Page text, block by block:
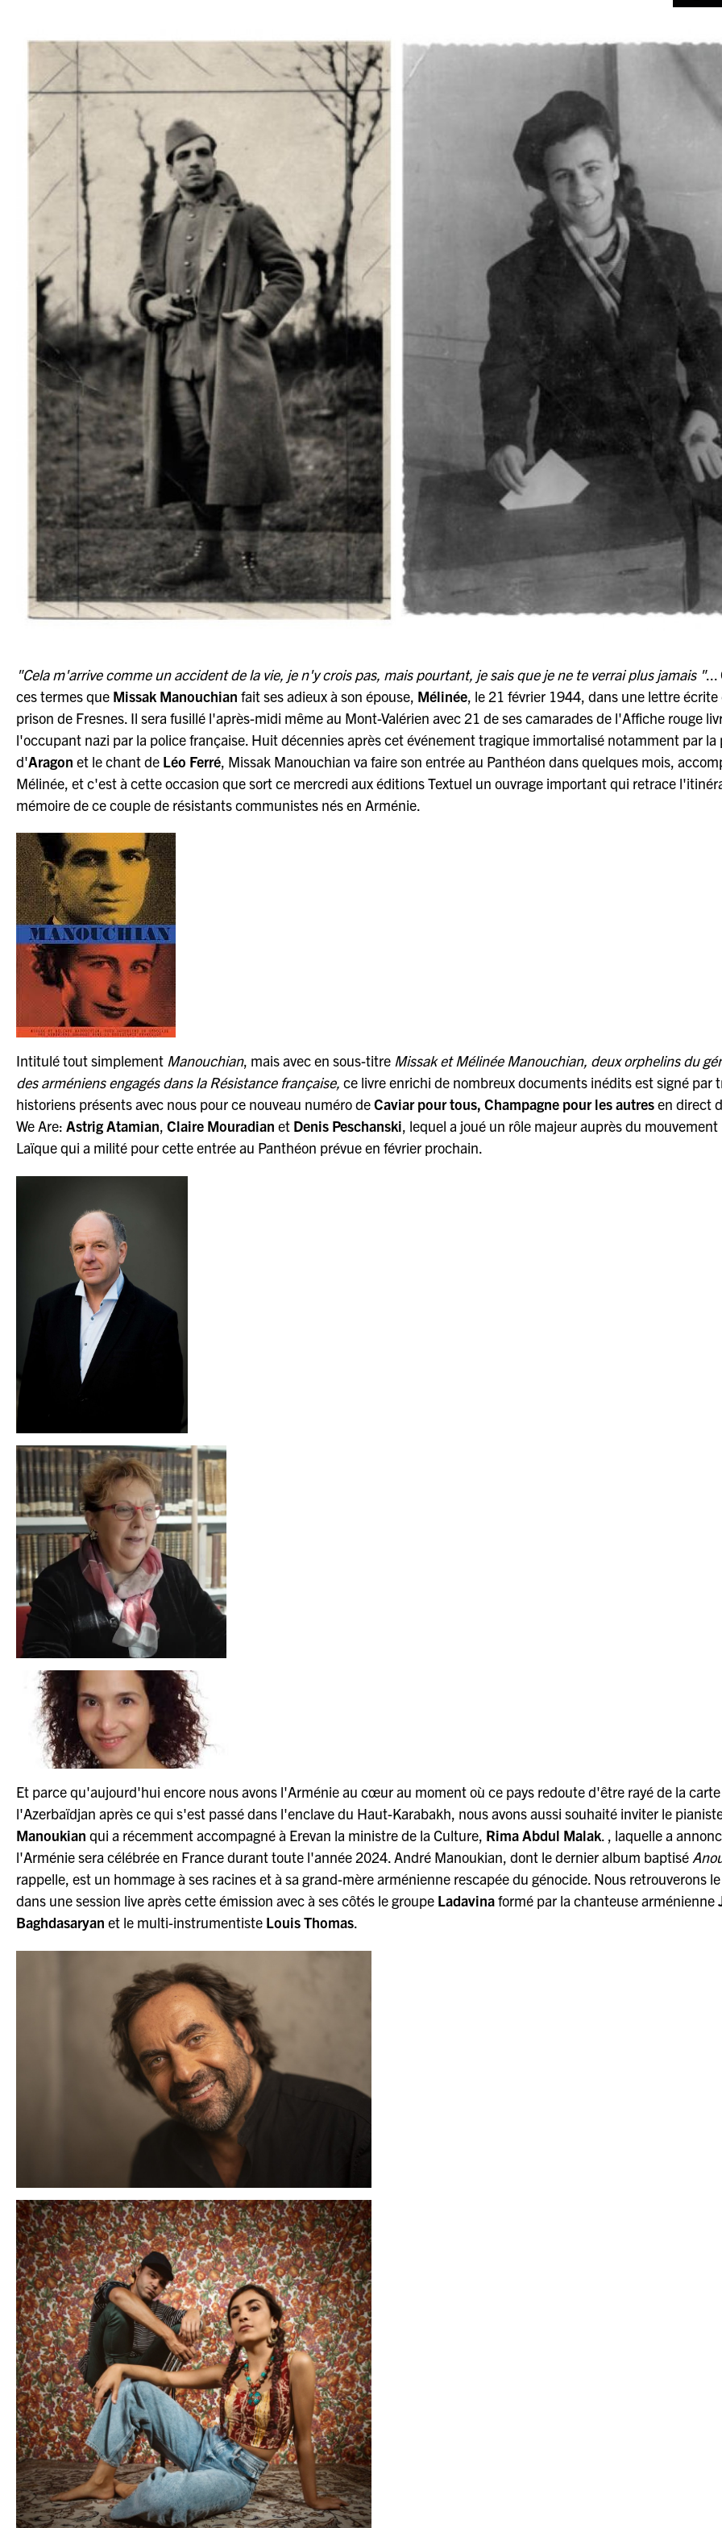
"Cela m'arrive comme un accident de la vie, je n'y crois pas, mais pourtant, je sais que je ne te verrai plus jamais "...
ces termes que Missak Manouchian fait ses adieux à son épouse, Mélinée , le 21 février 1944, dans une lettre
prison de Fresnes. Il sera fusillé l'après-midi même au Mont-Valérien avec 21 de ses camarades de l'Affiche rouge
l'occupant nazi par la police française. Huit décennies après cet événement tragique immortalisé notamment par la
d'Aragon et le chant de Léo Ferré , Missak Manouchian va faire son entrée au Panthéon dans quelques mois,
Mélinée, et c'est à cette occasion que sort ce mercredi aux éditions Textuel un ouvrage important qui retrace
mémoire de ce couple de résistants communistes nés en Arménie.
Intitulé tout simplement Manouchian, mais avec en sous-titre Missak et Mélinée Manouchian, deux orphelins du
des arméniens engagés dans la Résistance française, ce livre enrichi de nombreux documents inédits est signé par
historiens présents avec nous pour ce nouveau numéro deCaviar pour tous, Champagne pour les autresen direct
We Are: Astrig Atamian, Claire Mouradian et Denis Peschanski, lequel a joué un rôle majeur auprès du
Laïque qui a milité pour cette entrée au Panthéon prévue en février prochain.
Et parce qu'aujourd'hui encore nous avons l'Arménie au cœur au moment où ce pays redoute d'être rayé de la
l'Azerbaïdjan après ce qui s'est passé dans l'enclave du Haut-Karabakh, nous avons aussi souhaité inviter le
Manoukian qui a récemment accompagné à Erevan la ministre de la Culture, Rima Abdul Malak. , laquelle a
l'Arménie sera célébrée en France durant toute l'année 2024. André Manoukian, dont le dernier album baptisé
rappelle, est un hommage à ses racines et à sa grand-mère arménienne rescapée du génocide. Nous retrouverons
dans une session live après cette émission avec à ses côtés le groupe Ladavinaformé par la chanteuse arménienne
Baghdasaryan et le multi-instrumentiste Louis Thomas.